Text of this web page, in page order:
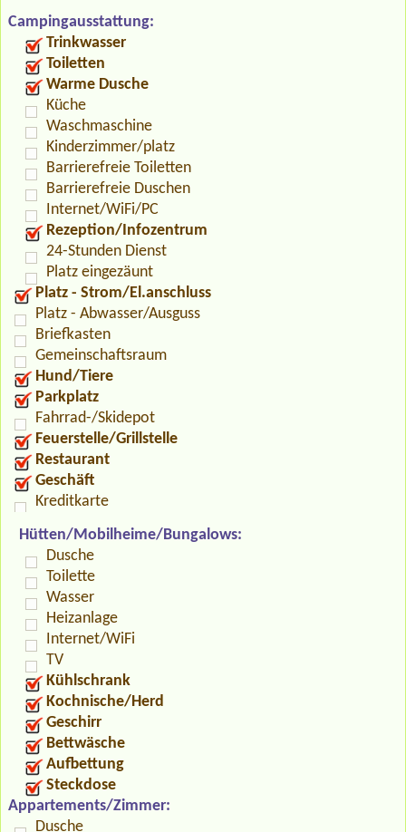
Campingausstattung:
Trinkwasser
Toiletten
Warme Dusche
Küche
Waschmaschine
Kinderzimmer/platz
Barrierefreie Toiletten
Barrierefreie Duschen
Internet/WiFi/PC
Rezeption/Infozentrum
24-Stunden Dienst
Platz eingezäunt
Platz - Strom/El.anschluss
Platz - Abwasser/Ausguss
Briefkasten
Gemeinschaftsraum
Hund/Tiere
Parkplatz
Fahrrad-/Skidepot
Feuerstelle/Grillstelle
Restaurant
Geschäft
Kreditkarte
Hütten/Mobilheime/Bungalows:
Dusche
Toilette
Wasser
Heizanlage
Internet/WiFi
TV
Kühlschrank
Kochnische/Herd
Geschirr
Bettwäsche
Aufbettung
Steckdose
Appartements/Zimmer:
Dusche